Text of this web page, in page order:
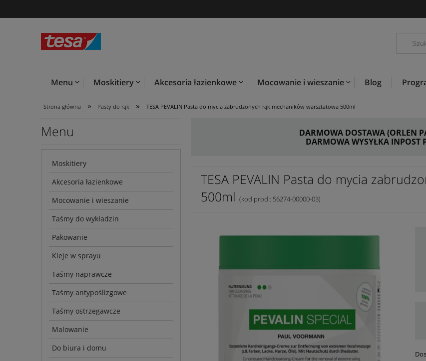
Menu Moskitiery Akcesoria łazienkowe Mocowanie i wieszanie Blog
Strona główna » Pasty do rąk » TESA PEVALIN Pasta do mycia zabrudzonych rąk mechaników warsztatowa 500ml
Menu
Moskitiery
Akcesoria łazienkowe
Mocowanie i wieszanie
Taśmy do wykładzin
Pakowanie
Kleje w sprayu
Taśmy naprawcze
Taśmy antypoślizgowe
Taśmy ostrzegawcze
Malowanie
Do biura i domu
DARMOWA DOSTAWA (ORLEN
DARMOWA WYSYŁKA INPOST
TESA PEVALIN Pasta do mycia
500ml (kod prod.: 56274-00000-03)